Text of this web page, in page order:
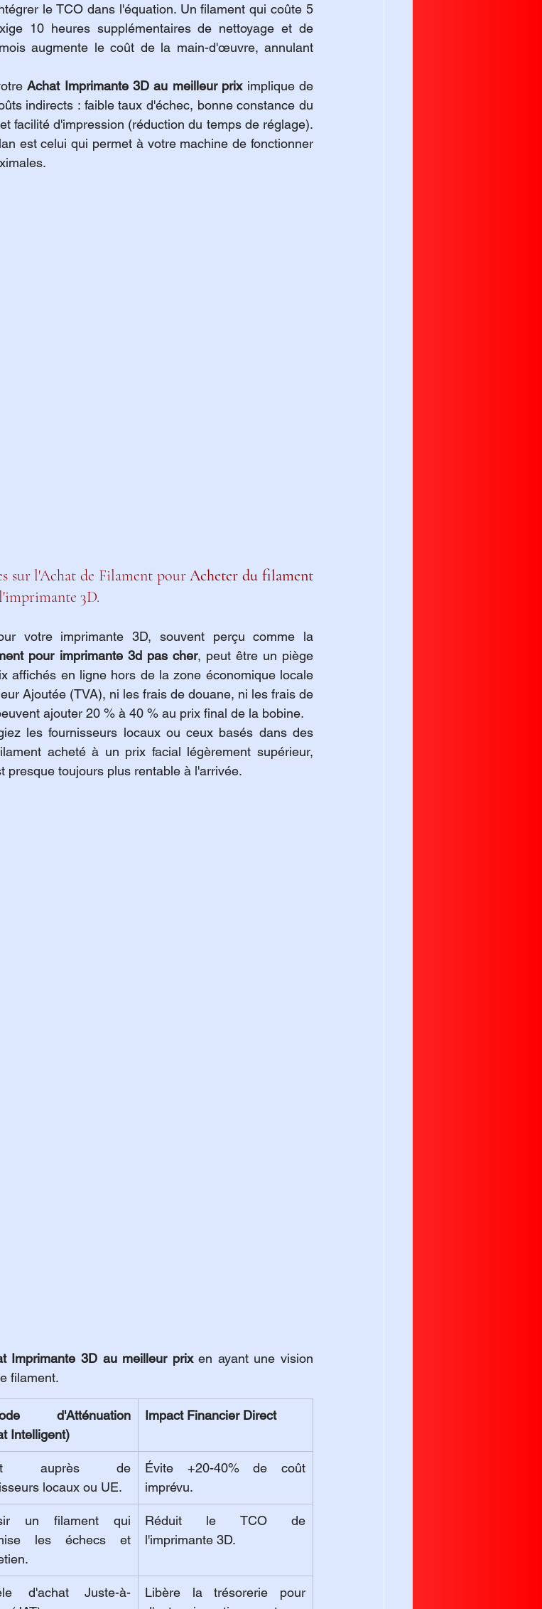
le TCO dans l'équation. Un filament qui coûte 5
10 heures supplémentaires de nettoyage et de
augmente le coût de la main-d'œuvre, annulant
Achat Imprimante 3D au meilleur prix implique de
indirects : faible taux d'échec, bonne constance du
facilité d'impression (réduction du temps de réglage).
est celui qui permet à votre machine de fonctionner
sur l'Achat de Filament pour Acheter du filament
3D.
votre imprimante 3D, souvent perçu comme la
pour imprimante 3d pas cher, peut être un piège
affichés en ligne hors de la zone économique locale
Ajoutée (TVA), ni les frais de douane, ni les frais de
ajouter 20 % à 40 % au prix final de la bobine.
les fournisseurs locaux ou ceux basés dans des
acheté à un prix facial légèrement supérieur,
presque toujours plus rentable à l'arrivée.
Imprimante 3D au meilleur prix en ayant une vision
filament.
d'Atténuation
Intelligent)
Impact Financier Direct
auprès de
locaux ou UE.
Évite +20-40% de coût
imprévu.
un filament qui
les échecs et
Réduit le TCO de
l'imprimante 3D.
d'achat Juste-à-
Libère la trésorerie pour